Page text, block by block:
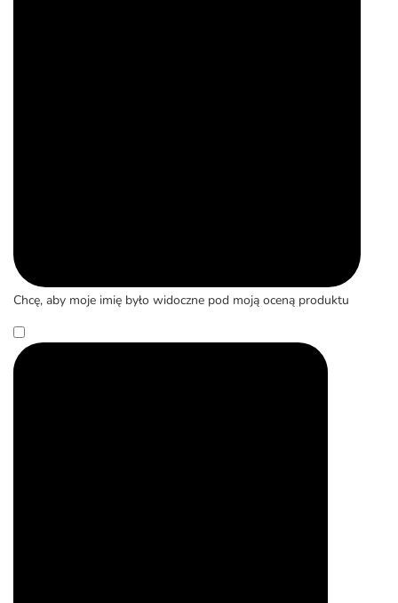
Chcę, aby moje imię było widoczne pod moją oceną produktu